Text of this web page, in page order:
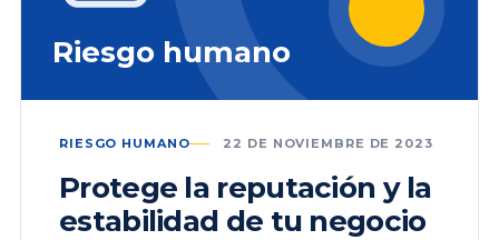
Riesgo humano
RIESGO HUMANO 22 DE NOVIEMBRE DE 2023
Protege la reputación y la
estabilidad de tu negocio